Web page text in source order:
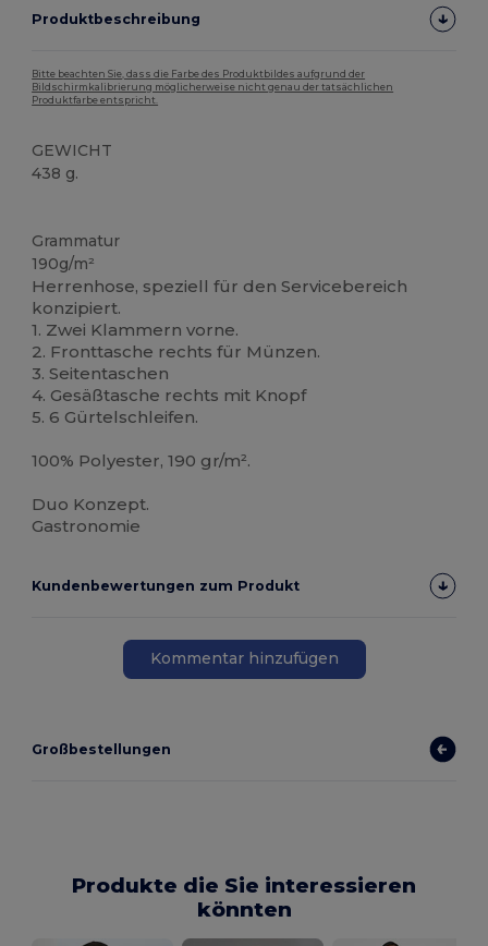
Produktbeschreibung
Bitte beachten Sie, dass die Farbe des Produktbildes aufgrund der
Bildschirmkalibrierung möglicherweise nicht genau der tatsächlichen
Produktfarbe entspricht.
GEWICHT
438 g.
Grammatur
190g/m²
Herrenhose, speziell für den Servicebereich
konzipiert.
1. Zwei Klammern vorne.
2. Fronttasche rechts für Münzen.
3. Seitentaschen
4. Gesäßtasche rechts mit Knopf
5. 6 Gürtelschleifen.
100% Polyester, 190 gr/m².
Duo Konzept.
Gastronomie
Kundenbewertungen zum Produkt
Kommentar hinzufügen
Großbestellungen
Produkte die Sie interessieren
könnten